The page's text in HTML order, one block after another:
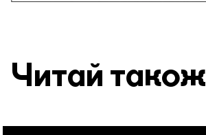
Читай також